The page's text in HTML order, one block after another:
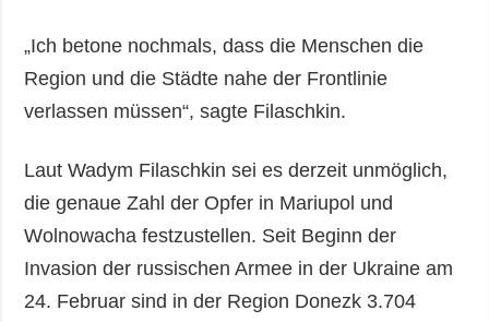
„Ich betone nochmals, dass die Menschen die
Region und die Städte nahe der Frontlinie
verlassen müssen“, sagte Filaschkin.
Laut Wadym Filaschkin sei es derzeit unmöglich,
die genaue Zahl der Opfer in Mariupol und
Wolnowacha festzustellen. Seit Beginn der
Invasion der russischen Armee in der Ukraine am
24. Februar sind in der Region Donezk 3.704